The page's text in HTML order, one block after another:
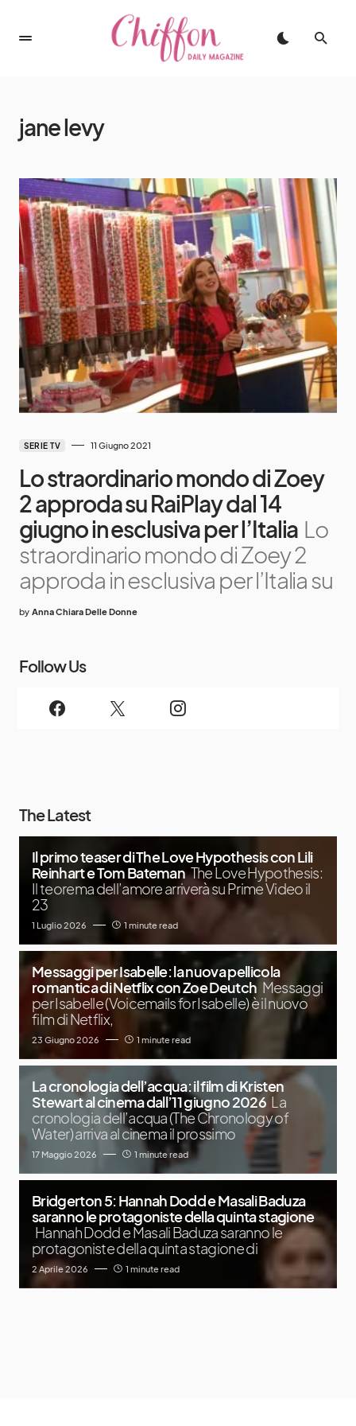
jane levy
SERIE TV 11 Giugno 2021
Lo straordinario mondo di Zoey
2 approda su RaiPlay dal 14
giugno in esclusiva per l’Italia Lo
straordinario mondo di Zoey 2
approda in esclusiva per l’Italia su
by Anna Chiara Delle Donne
Follow Us
The Latest
Il primo teaser di The Love Hypothesis con Lili
Reinhart e Tom Bateman The Love Hypothesis:
Il teorema dell’amore arriverà su Prime Video il
23
1 Luglio 2026 1 minute read
Messaggi per Isabelle: la nuova pellicola
romantica di Netflix con Zoe Deutch Messaggi
per Isabelle (Voicemails for Isabelle) è il nuovo
film di Netflix,
23 Giugno 2026 1 minute read
La cronologia dell’acqua: il film di Kristen
Stewart al cinema dall’11 giugno 2026 La
cronologia dell’acqua (The Chronology of
Water) arriva al cinema il prossimo
17 Maggio 2026 1 minute read
Bridgerton 5: Hannah Dodd e Masali Baduza
saranno le protagoniste della quinta stagione
Hannah Dodd e Masali Baduza saranno le
protagoniste della quinta stagione di
2 Aprile 2026 1 minute read